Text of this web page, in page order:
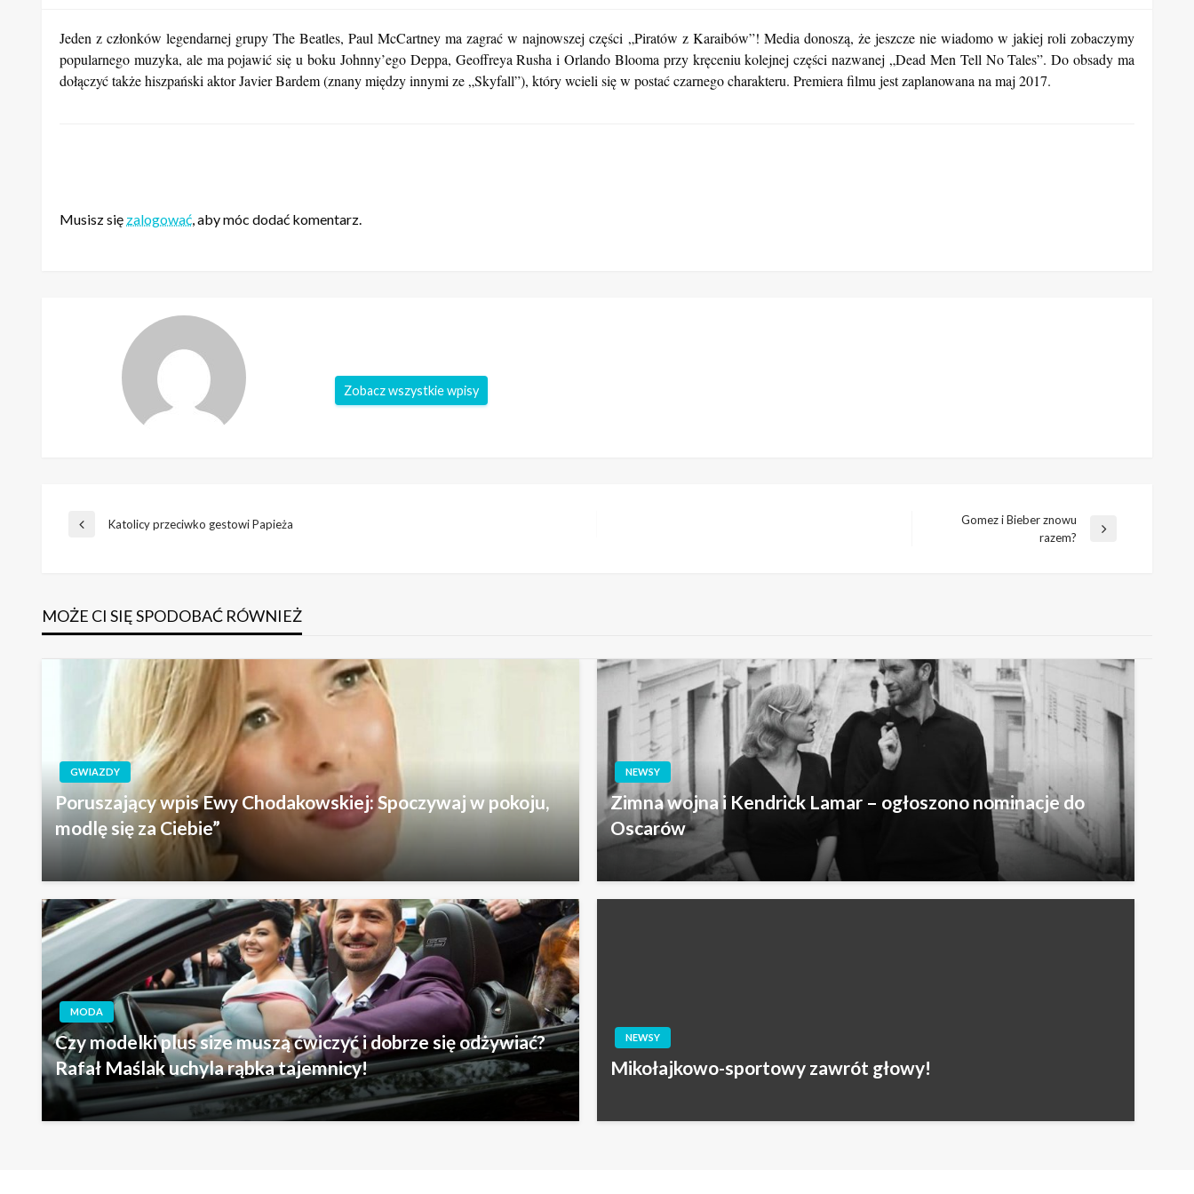
Jeden z członków legendarnej grupy The Beatles, Paul McCartney ma zagrać w najnowszej części „Piratów z Karaibów”! Media donoszą, że jeszcze nie wiadomo w jakiej roli zobaczymy
popularnego muzyka, ale ma pojawić się u boku Johnny’ego Deppa, Geoffreya Rusha i Orlando Blooma przy kręceniu kolejnej części nazwanej „Dead Men Tell No Tales”. Do obsady ma
dołączyć także hiszpański aktor Javier Bardem (znany między innymi ze „Skyfall”), który wcieli się w postać czarnego charakteru. Premiera filmu jest zaplanowana na maj 2017.
Musisz się zalogować, aby móc dodać komentarz.
Zobacz wszystkie wpisy
Nawigacja
Poprzedni
Katolicy przeciwko gestowi Papieża
Gomez i Bieber znowu
razem?
MOŻE CI SIĘ SPODOBAĆ RÓWNIEŻ
GWIAZDY
Poruszający wpis Ewy Chodakowskiej: Spoczywaj w pokoju,
modlę się za Ciebie”
NEWSY
Zimna wojna i Kendrick Lamar – ogłoszono nominacje do
Oscarów
MODA
Czy modelki plus size muszą ćwiczyć i dobrze się odżywiać?
Rafał Maślak uchyla rąbka tajemnicy!
NEWSY
Mikołajkowo-sportowy zawrót głowy!